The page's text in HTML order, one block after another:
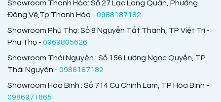
Showroom Thanh Hóa: Số 27 Lạc Long Quân, Phường
Đông Vệ,Tp Thanh Hóa - 0988187182
Showroom Phú Thọ: Số 8 Nguyễn Tất Thành, TP Việt Trì -
Phú Thọ - 0969805626
Showroom Thái Nguyên : Số 156 Lương Ngọc Quyến, TP
Thái Nguyên - 0988187182
Showroom Hòa Bình : Số 714 Cù Chính Lam, TP Hòa Bình -
0986971865